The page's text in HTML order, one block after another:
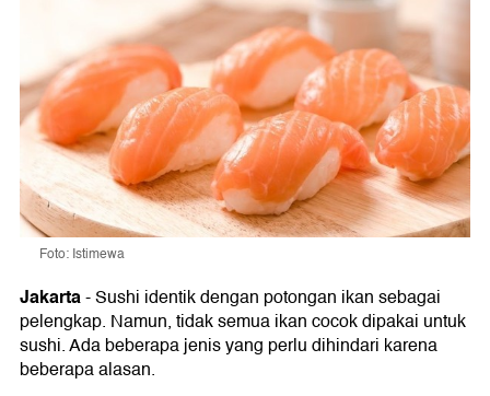
Foto: Istimewa
Jakarta-Sushi identik dengan potongan ikan sebagai
pelengkap. Namun, tidak semua ikan cocok dipakai untuk
sushi. Ada beberapa jenis yang perlu dihindari karena
beberapa alasan.